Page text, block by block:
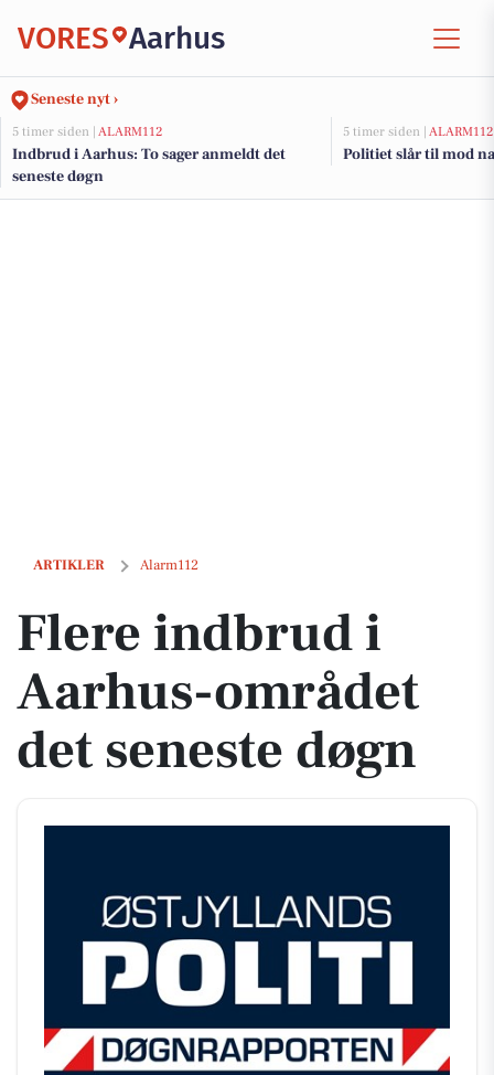
VORES Aarhus
Seneste nyt ›
5 timer siden | ALARM112
Indbrud i Aarhus: To sager anmeldt det
seneste døgn
5 timer siden | ALARM112
Politiet slår til mod
ARTIKLER Alarm112
Flere indbrud i Aarhus-området det seneste døgn
Flere indbrud i
Aarhus-området
det seneste døgn